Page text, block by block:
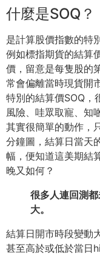
什麼是SOQ？
是計算股價指數的
例如標指期貨的結算
價，留意是每隻股的
常會偏離當時現貨開
特別的結算價SOQ，
風險、哇眾取寵、知
其實很簡單的動作，
分鐘圖，結算日當天
幅，便知道這美期結
晚又如何？
很多人連回測
大。
結算日開市時段變動
甚至高於或低於當日